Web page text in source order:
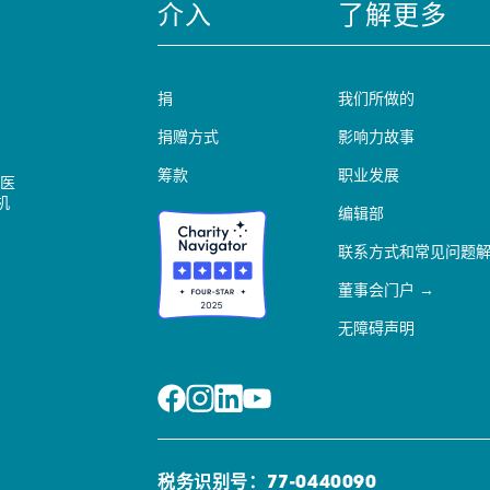
介入
捐
捐赠方式
筹款
了解更多
我们所做的
影响力故事
职业发展
编辑部
联系方式和常见问题
董事会门户
无障碍声明
税务识别号：77-0440090